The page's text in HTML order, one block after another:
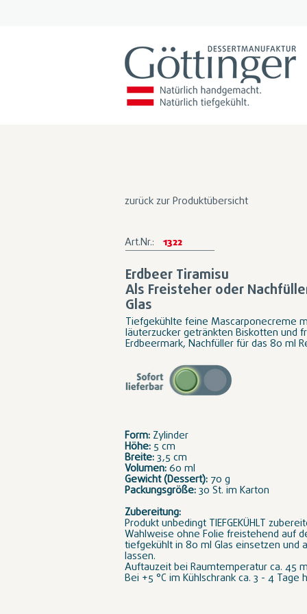
zurück zur Produktübersicht
Art.Nr.: 1322
Erdbeer Tiramisu
Als Freisteher oder
Glas
Tiefgekühlte feine Mascarponecreme
läuterzucker getränkten Biskotten und
Erdbeermark, Nachfüller für das 80 ml
Form: Zylinder
Höhe:5 cm
Breite:3,5 cm
Volumen:60 ml
Gewicht (Dessert): 70 g
Packungsgröße:30 St. im Karton
Zubereitung:
Produkt unbedingt TIEFGEKÜHLT
Wahlweise ohne Folie freistehend auf
tiefgekühlt in 80 ml Glas einsetzen und
lassen.
Auftauzeit bei Raumtemperatur ca. 45
Bei +5 °C im Kühlschrank ca. 3 - 4 Tage